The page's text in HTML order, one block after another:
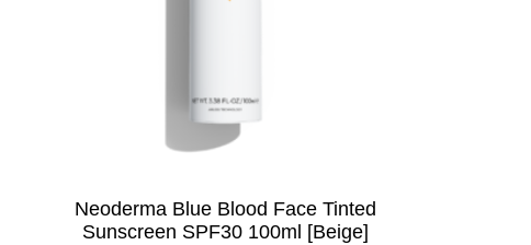
Neoderma Blue Blood Face Tinted
Sunscreen SPF30 100ml [Beige]